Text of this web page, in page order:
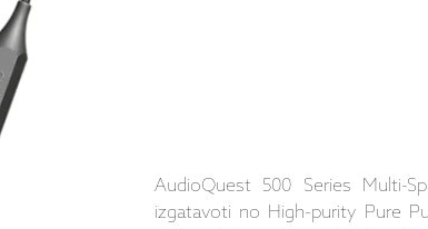
AudioQuest 500 Series Multi-
izgatavoti no High-purity Pure